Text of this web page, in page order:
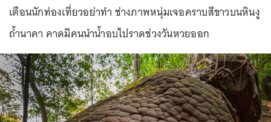
เตือนนักท่องเที่ยวอย่าทำ ช่างภาพหนุ่มเจอคราบสีขาวบนหินงู
ถ้ำนาคา คาดมีคนนำน้ำอบไปราดช่วงวันหวยออก